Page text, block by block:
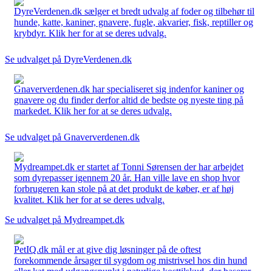
DyreVerdenen.dk sælger et bredt udvalg af foder og tilbehør til
hunde, katte, kaniner, gnavere, fugle, akvarier, fisk, reptiller og
krybdyr. Klik her for at se deres udvalg.
Se udvalget på DyreVerdenen.dk
Gnaververdenen.dk har specialiseret sig indenfor kaniner og
gnavere og du finder derfor altid de bedste og nyeste ting på
markedet. Klik her for at se deres udvalg.
Se udvalget på Gnaververdenen.dk
Mydreampet.dk er startet af Tonni Sørensen der har arbejdet
som dyrepasser igennem 20 år. Han ville lave en shop hvor
forbrugeren kan stole på at det produkt de køber, er af høj
kvalitet. Klik her for at se deres udvalg.
Se udvalget på Mydreampet.dk
PetIQ.dk mål er at give dig løsninger på de oftest
forekommende årsager til sygdom og mistrivsel hos din hund